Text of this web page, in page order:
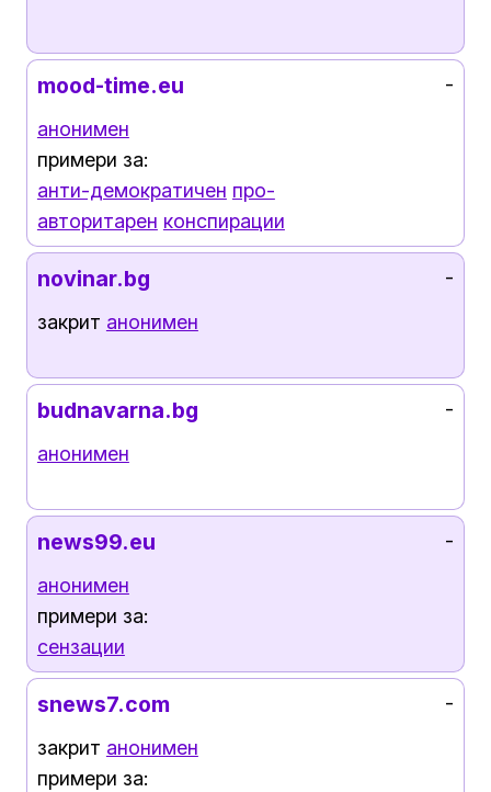
mood-time.eu
анонимен
примери за:
анти-демократичен про-
авторитарен конспирации
-
novinar.bg
закрит анонимен
-
budnavarna.bg
анонимен
-
news99.eu
анонимен
примери за:
сензации
-
snews7.com
закрит анонимен
примери за:
-